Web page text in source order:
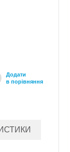
Додати
в порівняння